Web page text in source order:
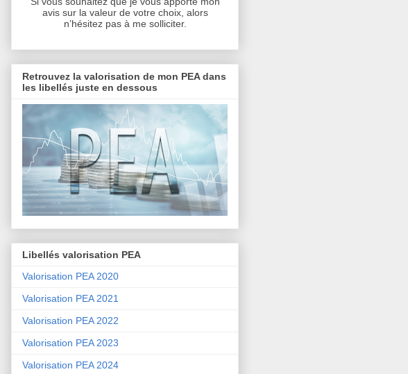
avis sur la valeur de votre choix, alors
n’hésitez pas à me solliciter.
Retrouvez la valorisation de mon PEA dans
les libellés juste en dessous
Libellés valorisation PEA
Valorisation PEA 2020
Valorisation PEA 2021
Valorisation PEA 2022
Valorisation PEA 2023
Valorisation PEA 2024